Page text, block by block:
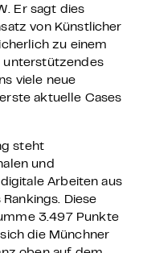
Er sagt dies
von Künstlicher
zu einem
unterstützendes
viele neue
aktuelle Cases
steht
und
Arbeiten aus
Diese
3.497 Punkte
die Münchner